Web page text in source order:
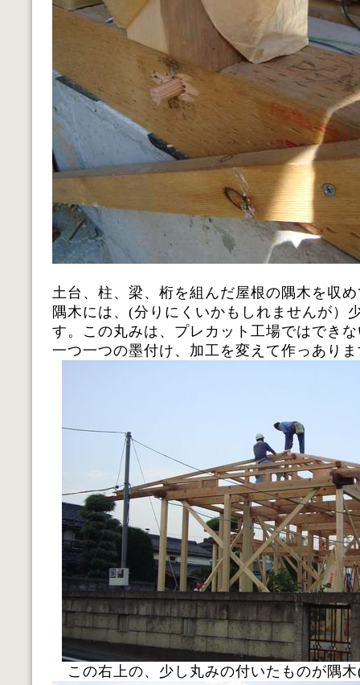
土台、柱、梁、桁を組んだ屋根の隅木を収
隅木には、(分りにくいかもしれませんが）
す。この丸みは、プレカット工場ではでき
一つ一つの墨付け、加工を変えて作っあり
この右上の、少し丸みの付いたものが隅